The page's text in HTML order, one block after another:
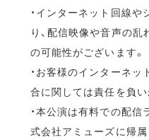
・インターネット回線
り、配信映像や音声の乱
の可能性がございます。
・お客様のインターネッ
合に関しては責任を負い
・本公演は有料での配
式会社アミューズに帰属